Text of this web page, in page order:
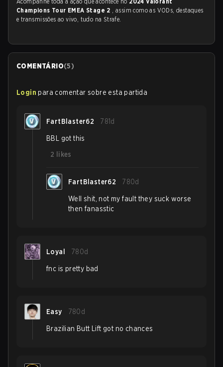
Champions Tour EMEA Stage 2 , assim como as VODs, destaques
e transmissões ao vivo, tudo na Strafe.
COMENTÁRIO(5)
Login para comentar sobre esta partida
FartBlaster62 781d
BBL got this
2
likes
FartBlaster62 780d
Well shit, not my fault they suck worse
then fanasstic
Loyal 780d
fnc is pretty bad
Easy 780d
Brazilian Butt Lift got no chances